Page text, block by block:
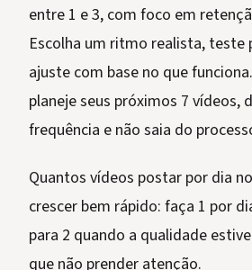
entre 1 e 3, com foco em
Escolha um ritmo realista, teste
ajuste com base no que
planeje seus próximos 7 vídeos,
frequência e não saia do
Quantos vídeos postar por dia
crescer bem rápido: faça 1 por
para 2 quando a qualidade
que não prender atenção.